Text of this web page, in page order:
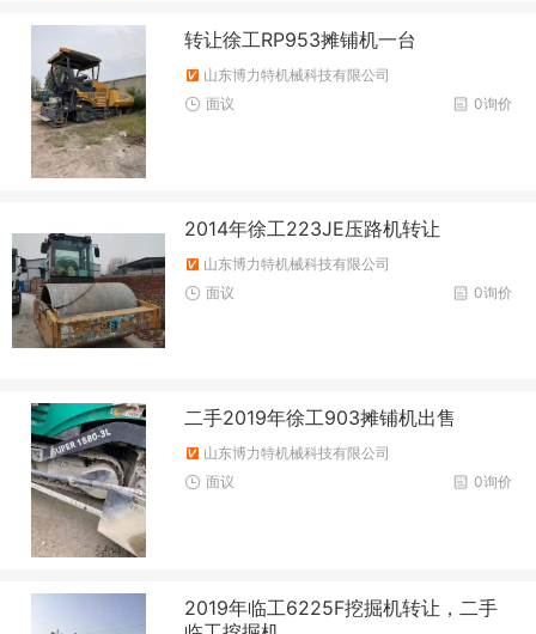
转让徐工RP953摊铺机一台
山东博力特机械科技有限公司
0询价
面议
2014年徐工223JE压路机转让
山东博力特机械科技有限公司
0询价
面议
二手2019年徐工903摊铺机出售
山东博力特机械科技有限公司
0询价
面议
2019年临工6225F挖掘机转让，二手